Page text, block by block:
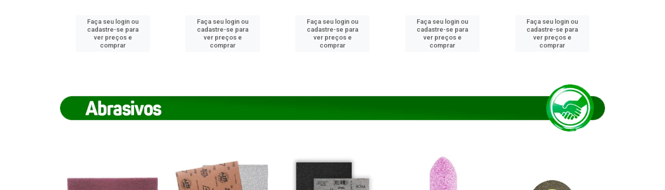
Faça seu login ou
cadastre-se para
ver preços e
comprar
Faça seu login ou
cadastre-se para
ver preços e
comprar
Faça seu login ou
cadastre-se para
ver preços e
comprar
Faça seu login ou
cadastre-se para
ver preços e
comprar
Faça seu login ou
cadastre-se para
ver preços e
comprar